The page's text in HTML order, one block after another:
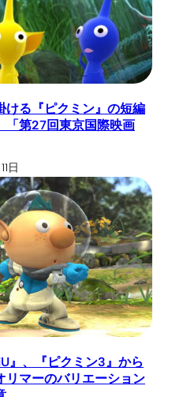
ける『ピクミン』の短編
「第27回東京国際映画
日
』、『ピクミン3』から
リマーのバリエーション